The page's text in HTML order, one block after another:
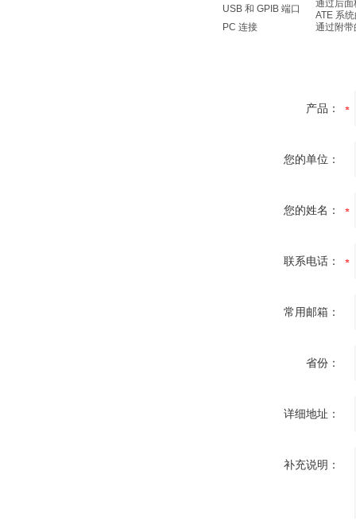
USB 和 GPIB 端口
通过后面
ATE 系
PC 连接
通过附
产品：
您的单位：
您的姓名：
联系电话：
常用邮箱：
省份：
详细地址：
补充说明：